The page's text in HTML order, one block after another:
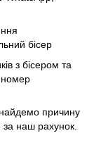
бісер
з бісером та
номер
причину
за наш рахунок.